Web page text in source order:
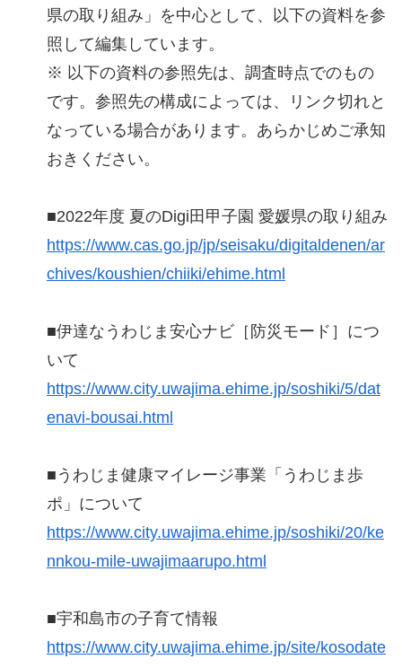
県の取り組み」を中心として、以下の資料を参
照して編集しています。
※ 以下の資料の参照先は、調査時点でのもの
です。参照先の構成によっては、リンク切れと
なっている場合があります。あらかじめご承知
おきください。
■2022年度 夏のDigi田甲子園 愛媛県の取り組み
https://www.cas.go.jp/jp/seisaku/digitaldenen/ar
chives/koushien/chiiki/ehime.html
■伊達なうわじま安心ナビ［防災モード］につ
いて
https://www.city.uwajima.ehime.jp/soshiki/5/dat
enavi-bousai.html
■うわじま健康マイレージ事業「うわじま歩
ポ」について
https://www.city.uwajima.ehime.jp/soshiki/20/ke
nnkou-mile-uwajimaarupo.html
■宇和島市の子育て情報
https://www.city.uwajima.ehime.jp/site/kosodate